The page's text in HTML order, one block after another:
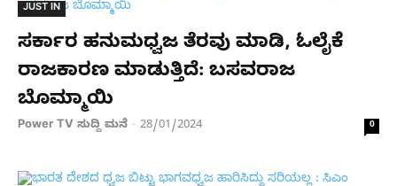
JUST IN
ಸರ್ಕಾರ ಹನುಮಧ್ವಜ ತೆರವು ಮಾಡಿ, ಓಲೈಕೆ
ರಾಜಕಾರಣ ಮಾಡುತ್ತಿದೆ: ಬಸವರಾಜ
ಬೊಮ್ಮಾಯಿ
Power TV ಸುದ್ದಿ ಮನೆ - 28/01/2024 0